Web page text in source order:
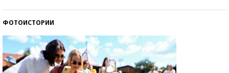
ФОТОИСТОРИИ